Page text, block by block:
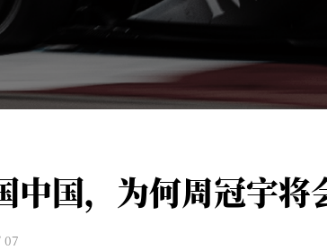
中国，为何周冠宇
07